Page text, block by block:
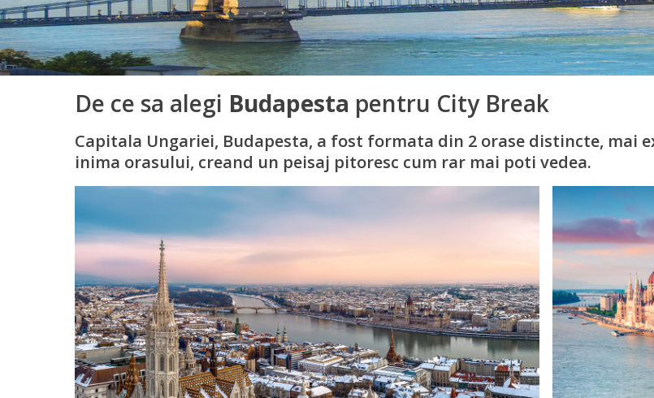
De ce sa alegi Budapesta pentru City Break
Capitala Ungariei, Budapesta, a fost formata din 2 orase distincte, mai
inima orasului, creand un peisaj pitoresc cum rar mai poti vedea.